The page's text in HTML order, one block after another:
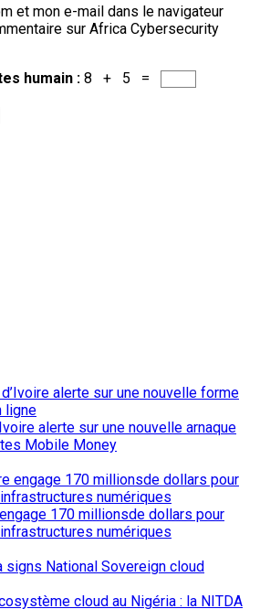
et mon e-mail dans le navigateur
sur Africa Cybersecurity
humain : 8 + 5 =
alerte sur une nouvelle arnaque
Mobile Money
engage 170 millionsde dollars pour
numériques
cloud au Nigéria : la NITDA